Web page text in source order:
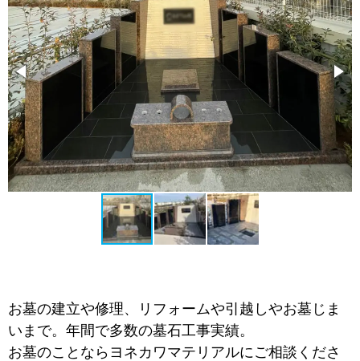
お墓の建立や修理、リフォームや引越しやお墓じま
いまで。年間で多数の墓石工事実績。
お墓のことならヨネカワマテリアルにご相談くださ